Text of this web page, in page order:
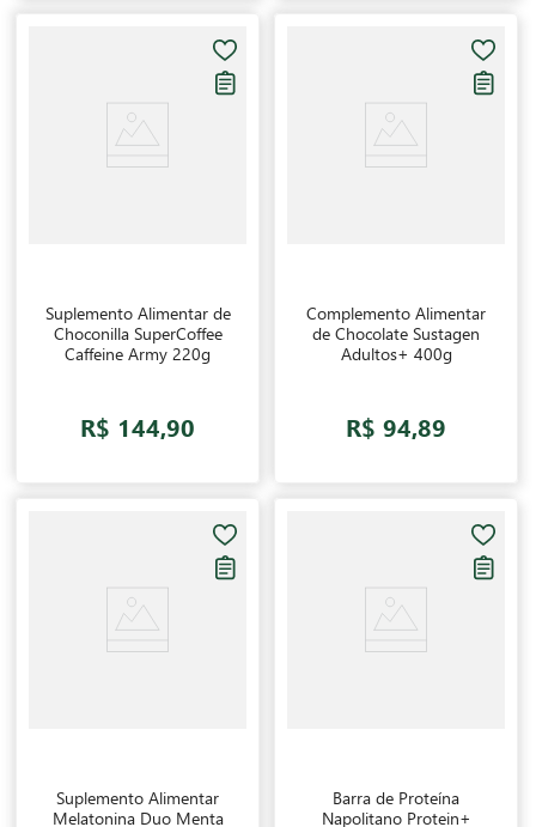
Suplemento Alimentar de
Choconilla SuperCoffee
Caffeine Army 220g
R$ 144,90
Complemento Alimentar
de Chocolate Sustagen
Adultos+ 400g
R$ 94,89
Suplemento Alimentar
Melatonina Duo Menta
Barra de Proteína
Napolitano Protein+